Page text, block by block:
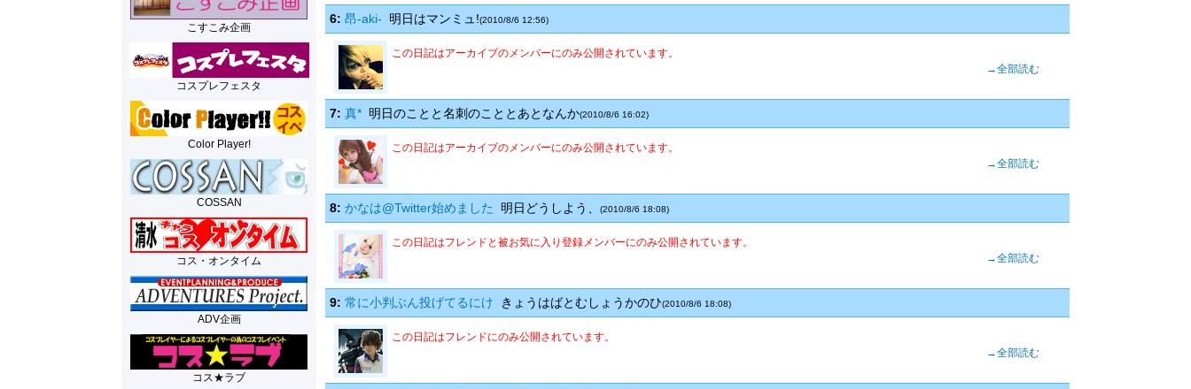
こすこみ企画
コスプレフェスタ
Color Player!
COSSAN
コス・オンタイム
ADV企画
コス★ラブ
6: 昂-aki- 明日はマンミュ!(2010/8/6 12:56)
この日記はアーカイブのメンバーにのみ公開されています。
→全部読む
7: 真* 明日のことと名刺のこととあとなんか(2010/8/6 16:02)
この日記はアーカイブのメンバーにのみ公開されています。
→全部読む
8: かなは@Twitter始めました 明日どうしよう、 (2010/8/6 18:08)
この日記はフレンドと被お気に入り登録メンバーにのみ公開されています。
→全部読む
9: 常に小判ぶん投げてるにけ きょうはばとむしょうかのひ(2010/8/6 18:08)
この日記はフレンドにのみ公開されています。
→全部読む